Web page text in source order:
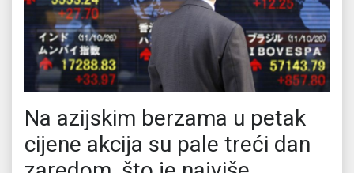
Na azijskim berzama u petak
cijene akcija su pale treći dan